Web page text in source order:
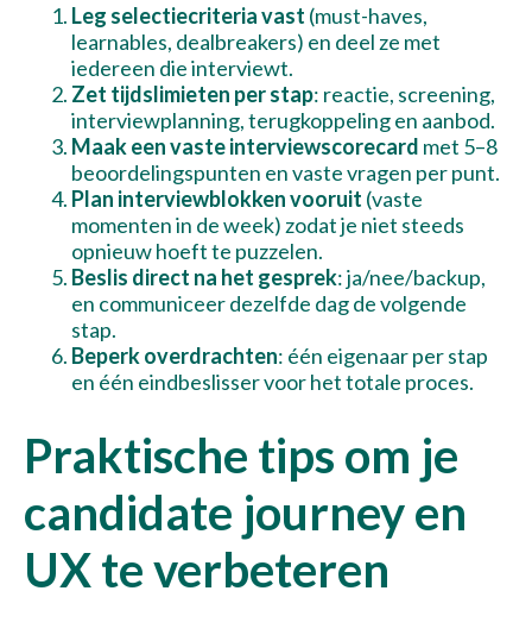
Leg selectiecriteria vast (must-haves,
learnables, dealbreakers) en deel ze met
iedereen die interviewt.
Zet tijdslimieten per stap: reactie, screening,
interviewplanning, terugkoppeling en aanbod.
Maak een vaste interviewscorecard met 5–8
beoordelingspunten en vaste vragen per punt.
Plan interviewblokken vooruit (vaste
momenten in de week) zodat je niet steeds
opnieuw hoeft te puzzelen.
Beslis direct na het gesprek: ja/nee/backup,
en communiceer dezelfde dag de volgende
stap.
Beperk overdrachten: één eigenaar per stap
en één eindbeslisser voor het totale proces.
Praktische tips om je
candidate journey en
UX te verbeteren